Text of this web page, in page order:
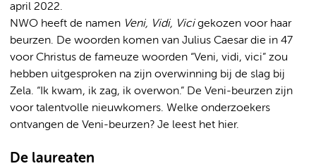
april 2022.
NWO heeft de namen Veni, Vidi, Vicigekozen voor haar
beurzen. De woorden komen van Julius Caesar die in 47
voor Christus de fameuze woorden “Veni, vidi, vici” zou
hebben uitgesproken na zijn overwinning bij de slag bij
Zela. “Ik kwam, ik zag, ik overwon.” De Veni-beurzen zijn
voor talentvolle nieuwkomers. Welke onderzoekers
ontvangen de Veni-beurzen? Je leest het hier.
De laureaten